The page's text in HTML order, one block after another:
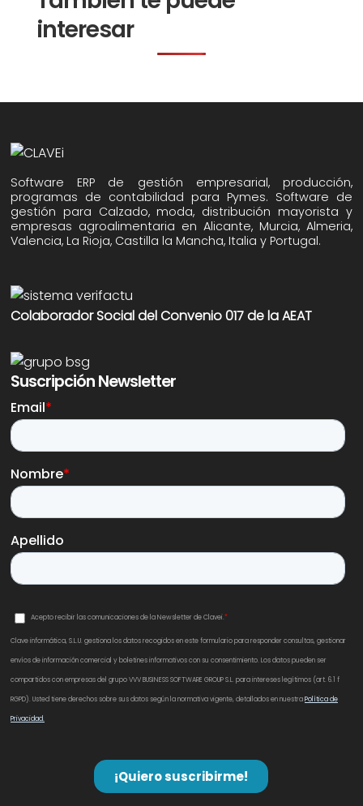
interesar
Software ERP de gestión empresarial, producción,
programas de contabilidad para Pymes. Software de
gestión para Calzado, moda, distribución mayorista y
empresas agroalimentaria en Alicante, Murcia, Almeria,
Valencia, La Rioja, Castilla la Mancha, Italia y Portugal.
Colaborador Social del Convenio 017 de la AEAT
Suscripción Newsletter